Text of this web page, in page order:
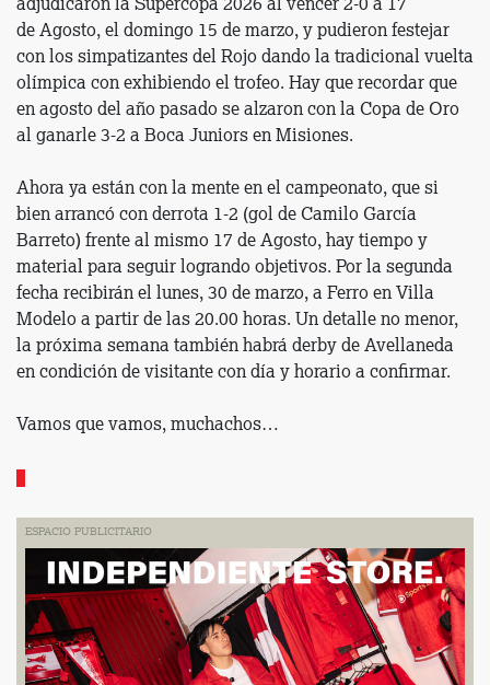
adjudicaron la Supercopa 2026 al vencer 2-0 a 17
de Agosto, el domingo 15 de marzo, y pudieron festejar
con los simpatizantes del Rojo dando la tradicional vuelta
olímpica con exhibiendo el trofeo. Hay que recordar que
en agosto del año pasado se alzaron con la Copa de Oro
al ganarle 3-2 a Boca Juniors en Misiones.
Ahora ya están con la mente en el campeonato, que si
bien arrancó con derrota 1-2 (gol de Camilo García
Barreto) frente al mismo 17 de Agosto, hay tiempo y
material para seguir logrando objetivos. Por la segunda
fecha recibirán el lunes, 30 de marzo, a Ferro en Villa
Modelo a partir de las 20.00 horas. Un detalle no menor,
la próxima semana también habrá derby de Avellaneda
en condición de visitante con día y horario a confirmar.
Vamos que vamos, muchachos…
ESPACIO PUBLICITARIO